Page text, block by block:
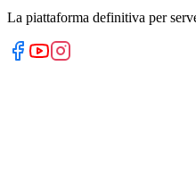
La piattaforma definitiva per